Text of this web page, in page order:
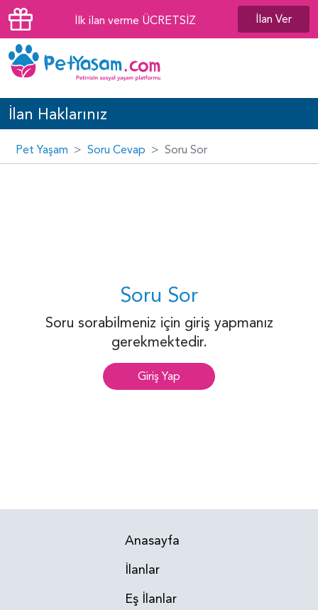
İlk ilan verme ÜCRETSİZ İlan Ver
İlan Haklarınız
Pet Yaşam Soru Cevap Soru Sor
Soru Sor
Soru sorabilmeniz için giriş yapmanız
gerekmektedir.
Giriş Yap
Anasayfa
İlanlar
Eş İlanlar